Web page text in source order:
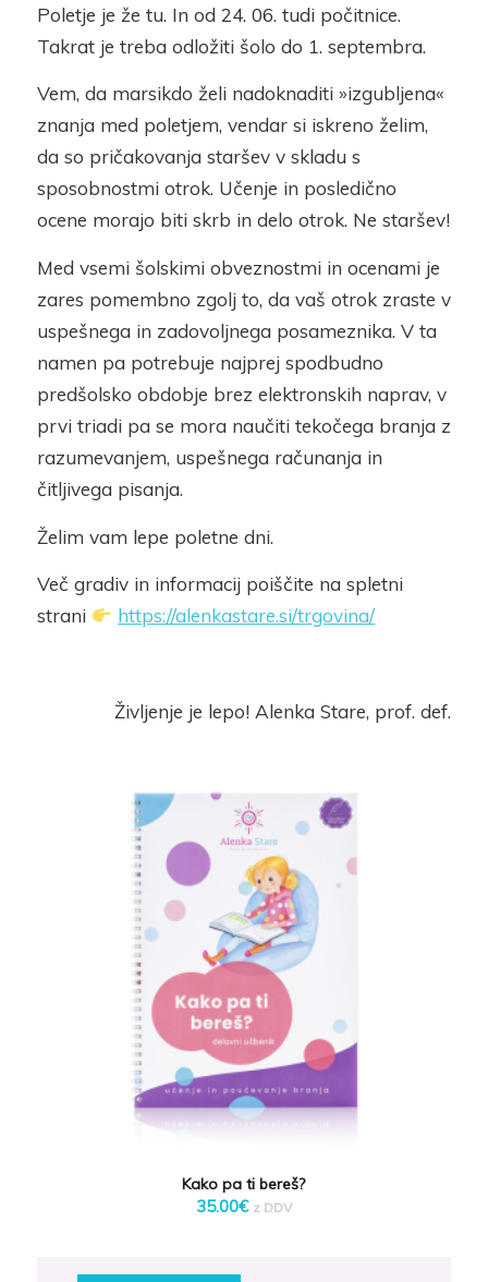
Poletje je že tu. In od 24. 06. tudi počitnice.
Takrat je treba odložiti šolo do 1. septembra.
Vem, da marsikdo želi nadoknaditi »izgubljena«
znanja med poletjem, vendar si iskreno želim,
da so pričakovanja staršev v skladu s
sposobnostmi otrok. Učenje in posledično
ocene morajo biti skrb in delo otrok. Ne staršev!
Med vsemi šolskimi obveznostmi in ocenami je
zares pomembno zgolj to, da vaš otrok zraste v
uspešnega in zadovoljnega posameznika. V ta
namen pa potrebuje najprej spodbudno
predšolsko obdobje brez elektronskih naprav, v
prvi triadi pa se mora naučiti tekočega branja z
razumevanjem, uspešnega računanja in
čitljivega pisanja.
Želim vam lepe poletne dni.
Več gradiv in informacij poiščite na spletni
strani
https://alenkastare.si/trgovina/
Življenje je lepo! Alenka Stare, prof. def.
Kako pa ti bereš?
35.00€ z DDV